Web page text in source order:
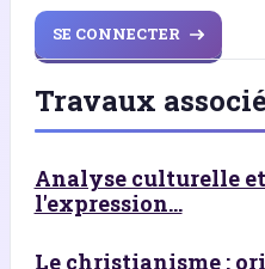
SE CONNECTER
Travaux
Analyse culturelle
l'expression...
Le christianisme :